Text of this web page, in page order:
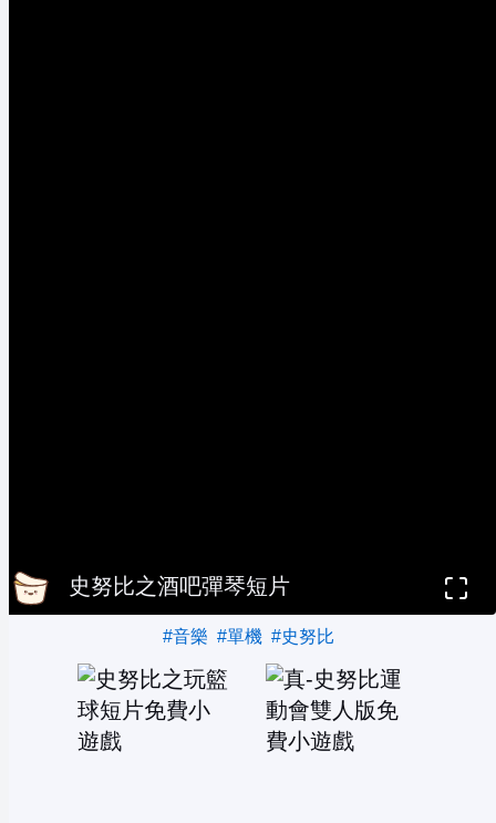
史努比之酒吧彈琴短片
#音樂 #單機 #史努比